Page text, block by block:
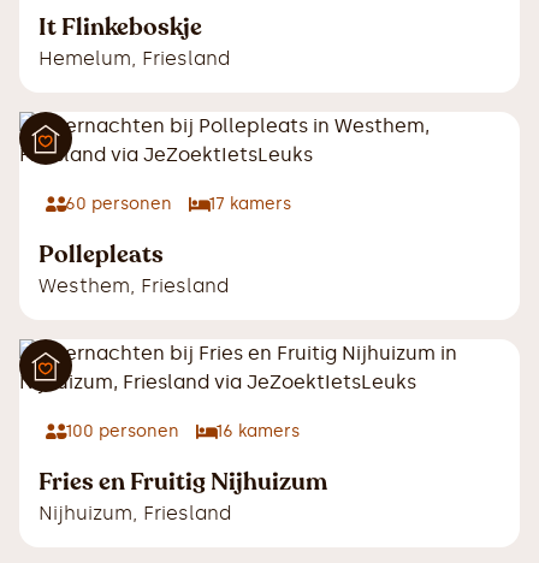
It Flinkeboskje
Hemelum, Friesland
60 personen 17 kamers
Pollepleats
Westhem, Friesland
100 personen 16 kamers
Fries en Fruitig Nijhuizum
Nijhuizum, Friesland